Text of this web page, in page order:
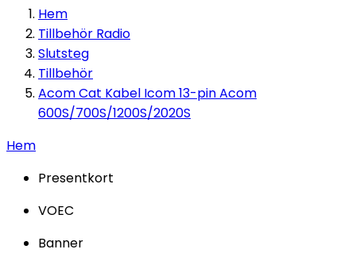
Hem
Tillbehör Radio
Slutsteg
Tillbehör
Acom Cat Kabel Icom 13-pin Acom
600S/700S/1200S/2020S
Hem
Presentkort
VOEC
Banner